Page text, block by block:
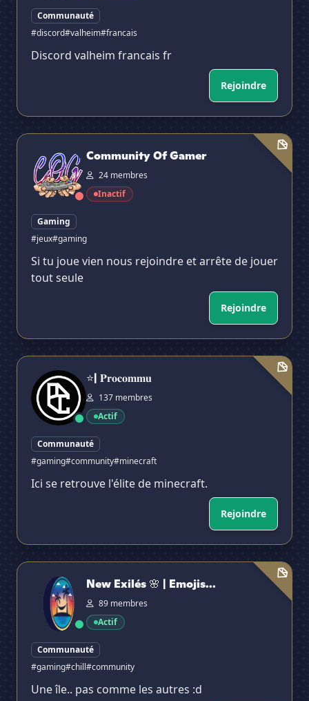
Communauté
#discord#valheim#francais
Discord valheim francais fr
Rejoindre
Community Of Gamer
Community Of Gamer
24 membres
Inactif
Gaming
#jeux#gaming
Si tu joue vien nous rejoindre et arrête de jouer
tout seule
Rejoindre
⭐| 𝐏𝐫𝐨𝐜𝐨𝐦𝐦𝐮
⭐| 𝐏𝐫𝐨𝐜𝐨𝐦𝐦𝐮
137 membres
Actif
Communauté
#gaming#community#minecraft
Ici se retrouve l'élite de minecraft.
Rejoindre
New Exilés 🌸 | Emojis & Emotes - Calme - Be Yourself
New Exilés 🌸 | Emojis...
89 membres
Actif
Communauté
#gaming#chill#community
Une île.. pas comme les autres :d